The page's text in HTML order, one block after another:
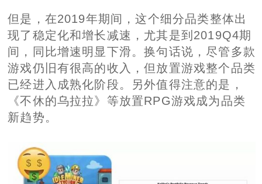
但是，在2019年期间，这个细分品类整体出
现了稳定化和增长减速，尤其是到2019Q4期
间，同比增速明显下滑。换句话说，尽管多款
游戏仍旧有很高的收入，但放置游戏整个品类
已经进入成熟化阶段。另外值得注意的是，
《不休的乌拉拉》等放置RPG游戏成为品类
新趋势。